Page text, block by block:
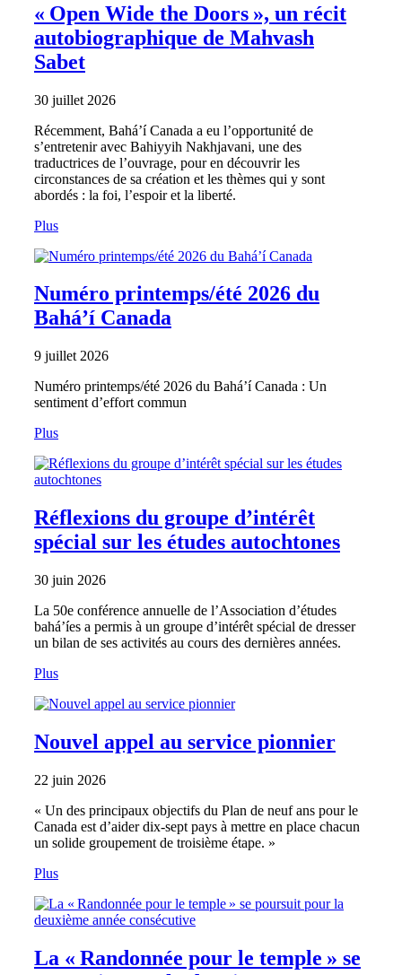
« Open Wide the Doors », un récit
autobiographique de Mahvash
Sabet
30 juillet 2026
Récemment, Bahá’í Canada a eu l’opportunité de
s’entretenir avec Bahiyyih Nakhjavani, une des
traductrices de l’ouvrage, pour en découvrir les
circonstances de sa création et les thèmes qui y sont
abordés : la foi, l’espoir et la liberté.
Plus
Numéro printemps/été 2026 du
Bahá’í Canada
9 juillet 2026
Numéro printemps/été 2026 du Bahá’í Canada : Un
sentiment d’effort commun
Plus
Réflexions du groupe d’intérêt
spécial sur les études autochtones
30 juin 2026
La 50e conférence annuelle de l’Association d’études
bahá’íes a permis à un groupe d’intérêt spécial de dresser
un bilan de ses activités au cours des dernières années.
Plus
Nouvel appel au service pionnier
22 juin 2026
« Un des principaux objectifs du Plan de neuf ans pour le
Canada est d’aider dix-sept pays à mettre en place chacun
un solide groupement de troisième étape. »
Plus
La « Randonnée pour le temple » se